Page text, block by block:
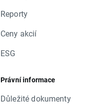
Reporty
Ceny akcií
ESG
Právní informace
Důležité dokumenty